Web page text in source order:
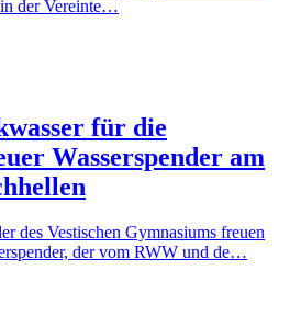
in der Vereinte…
für die
Wasserspender am
des Vestischen Gymnasiums freuen
der vom RWW und de…